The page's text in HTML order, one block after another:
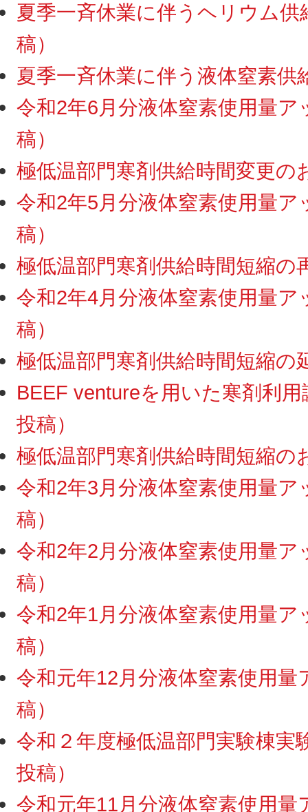
夏季一斉休業に伴うヘリウム
稿）
夏季一斉休業に伴う液体窒素
令和2年6月分液体窒素使用量
稿）
極低温部門寒剤供給時間変更の
令和2年5月分液体窒素使用量
稿）
極低温部門寒剤供給時間短縮の
令和2年4月分液体窒素使用量
稿）
極低温部門寒剤供給時間短縮の
BEEF ventureを用いた寒剤利
投稿）
極低温部門寒剤供給時間短縮の
令和2年3月分液体窒素使用量
稿）
令和2年2月分液体窒素使用量
稿）
令和2年1月分液体窒素使用量
稿）
令和元年12月分液体窒素使用
稿）
令和２年度極低温部門実験棟
投稿）
令和元年11月分液体窒素使用